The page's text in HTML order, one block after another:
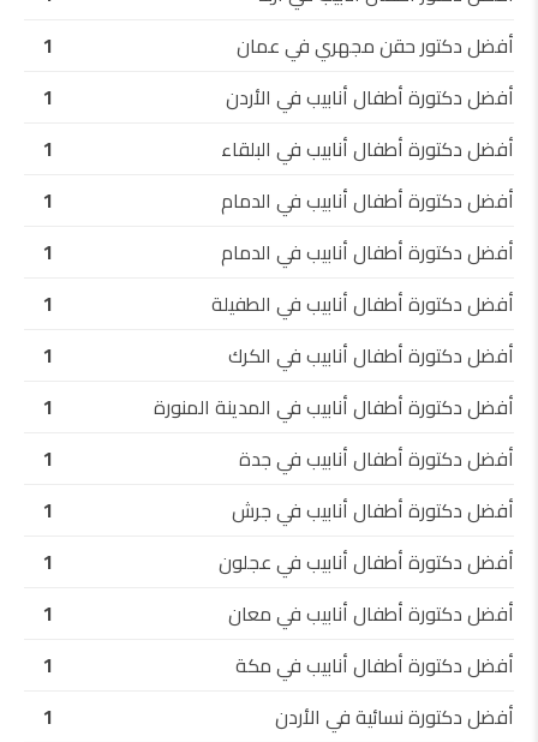
أفضل دكتور حقن مجهري في عمان
1
أفضل دكتورة أطفال أنابيب في الأردن
1
أفضل دكتورة أطفال أنابيب في البلقاء
1
أفضل دكتورة أطفال أنابيب في الدمام
1
أفضل دكتورة أطفال أنابيب في الدمام
1
أفضل دكتورة أطفال أنابيب في الطفيلة
1
أفضل دكتورة أطفال أنابيب في الكرك
1
أفضل دكتورة أطفال أنابيب في المدينة المنورة
1
أفضل دكتورة أطفال أنابيب في جدة
1
أفضل دكتورة أطفال أنابيب في جرش
1
أفضل دكتورة أطفال أنابيب في عجلون
1
أفضل دكتورة أطفال أنابيب في معان
1
أفضل دكتورة أطفال أنابيب في مكة
1
أفضل دكتورة نسائية في الأردن
1